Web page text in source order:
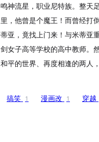
鸣神流星，职业尼特族。整天
里，他曾是个魔王！而曾经打
蒂亚，竟找上门来！与米蒂亚
剑女子高等学校的高中教师。
和平的世界、再度相逢的两人
搞笑 1 漫画改 1 穿越